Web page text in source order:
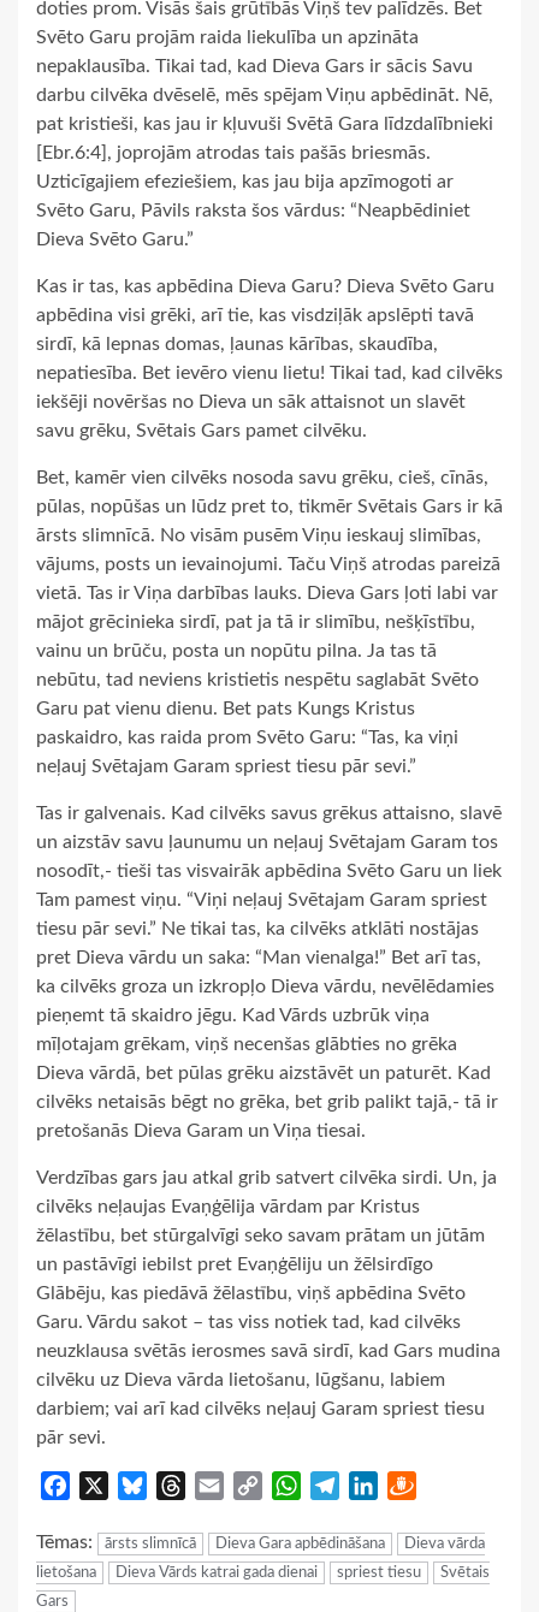
doties prom. Visās šais grūtībās Viņš tev palīdzēs. Bet
Svēto Garu projām raida liekulība un apzināta
nepaklausība. Tikai tad, kad Dieva Gars ir sācis Savu
darbu cilvēka dvēselē, mēs spējam Viņu apbēdināt. Nē,
pat kristieši, kas jau ir kļuvuši Svētā Gara līdzdalībnieki
[Ebr.6:4], joprojām atrodas tais pašās briesmās.
Uzticīgajiem efeziešiem, kas jau bija apzīmogoti ar
Svēto Garu, Pāvils raksta šos vārdus: “Neapbēdiniet
Dieva Svēto Garu.”
Kas ir tas, kas apbēdina Dieva Garu? Dieva Svēto Garu
apbēdina visi grēki, arī tie, kas visdziļāk apslēpti tavā
sirdī, kā lepnas domas, ļaunas kārības, skaudība,
nepatiesība. Bet ievēro vienu lietu! Tikai tad, kad cilvēks
iekšēji novēršas no Dieva un sāk attaisnot un slavēt
savu grēku, Svētais Gars pamet cilvēku.
Bet, kamēr vien cilvēks nosoda savu grēku, cieš, cīnās,
pūlas, nopūšas un lūdz pret to, tikmēr Svētais Gars ir kā
ārsts slimnīcā. No visām pusēm Viņu ieskauj slimības,
vājums, posts un ievainojumi. Taču Viņš atrodas pareizā
vietā. Tas ir Viņa darbības lauks. Dieva Gars ļoti labi var
mājot grēcinieka sirdī, pat ja tā ir slimību, nešķīstību,
vainu un brūču, posta un nopūtu pilna. Ja tas tā
nebūtu, tad neviens kristietis nespētu saglabāt Svēto
Garu pat vienu dienu. Bet pats Kungs Kristus
paskaidro, kas raida prom Svēto Garu: “Tas, ka viņi
neļauj Svētajam Garam spriest tiesu pār sevi.”
Tas ir galvenais. Kad cilvēks savus grēkus attaisno, slavē
un aizstāv savu ļaunumu un neļauj Svētajam Garam tos
nosodīt,- tieši tas visvairāk apbēdina Svēto Garu un liek
Tam pamest viņu. “Viņi neļauj Svētajam Garam spriest
tiesu pār sevi.” Ne tikai tas, ka cilvēks atklāti nostājas
pret Dieva vārdu un saka: “Man vienalga!” Bet arī tas,
ka cilvēks groza un izkropļo Dieva vārdu, nevēlēdamies
pieņemt tā skaidro jēgu. Kad Vārds uzbrūk viņa
mīļotajam grēkam, viņš necenšas glābties no grēka
Dieva vārdā, bet pūlas grēku aizstāvēt un paturēt. Kad
cilvēks netaisās bēgt no grēka, bet grib palikt tajā,- tā ir
pretošanās Dieva Garam un Viņa tiesai.
Verdzības gars jau atkal grib satvert cilvēka sirdi. Un, ja
cilvēks neļaujas Evaņģēlija vārdam par Kristus
žēlastību, bet stūrgalvīgi seko savam prātam un jūtām
un pastāvīgi iebilst pret Evaņģēliju un žēlsirdīgo
Glābēju, kas piedāvā žēlastību, viņš apbēdina Svēto
Garu. Vārdu sakot – tas viss notiek tad, kad cilvēks
neuzklausa svētās ierosmes savā sirdī, kad Gars mudina
cilvēku uz Dieva vārda lietošanu, lūgšanu, labiem
darbiem; vai arī kad cilvēks neļauj Garam spriest tiesu
pār sevi.
Facebook BlueskyThreads
Email
Copy
WhatsApp
TelegramLinkedIn
Tēmas: ārsts slimnīcā Dieva Gara apbēdināšana
Dieva vārda
lietošana
Dieva Vārds katrai gada dienai spriest tiesu
Svētais
Gars